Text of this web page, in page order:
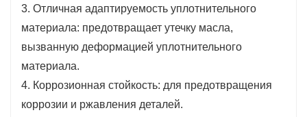
3. Отличная адаптируемость уплотнительного
материала: предотвращает утечку масла,
вызванную деформацией уплотнительного
материала.
4. Коррозионная стойкость: для предотвращения
коррозии и ржавления деталей.